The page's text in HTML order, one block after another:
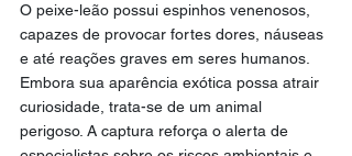
O peixe-leão possui espinhos venenosos,
capazes de provocar fortes dores, náuseas
e até reações graves em seres humanos.
Embora sua aparência exótica possa atrair
curiosidade, trata-se de um animal
perigoso. A captura reforça o alerta de